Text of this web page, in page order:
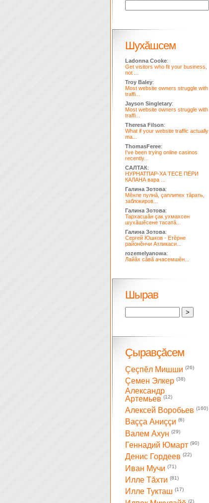
Шухăшсем
Ladonna Cooke:
Get visitors who fit your business,
not ...
Troy Baley:
Most website owners struggle with
traffi...
Jayson Singletary:
Most website owners struggle with
traffi...
Theresa Filson:
What if your website traffic actually
ma...
ThomasFeree:
I've been trying online casinos
recently...
САЛТАК:
НУРНАТПАР-ХА ТЕСЕ ПЁРИ
КАЛАНА вара ...
Галина Зотова:
Мĕнле пулнă, çаплипех тăрать,
заблокиров...
Галина Зотова:
Тархасшăн çак ухмахсен
шухăшĕсене тасатă...
Галина Зотова:
Сергей Юшков - Етĕрне
районĕнчи Атликаси...
rozemelyanowa:
Лайăх сăвă ачасемшĕн...
Шырав
Çыравçăсем
Çеçпĕл Мишши (26)
Çемен Элкер (38)
Александр
Артемьев (12)
Алексей Воробьев (160)
Ваççа Аниççи (6)
Валем Ахун (29)
Геннадий Юмарт (90)
Денис Гордеев (22)
Иван Мучи (71)
Илле Тăхти (81)
Илле Тукташ (17)
(2)